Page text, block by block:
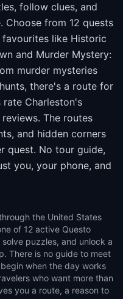
follow clues, and
Choose from 12 quests
like Historic
and Murder Mystery:
murder mysteries
there's a route for
Charleston's
The routes
and hidden corners
quest. No tour guide,
you, your phone, and
the United States
of 12 active Questo
puzzles, and unlock a
There is no guide to meet
when the day works
who want more than
you a route, a reason to